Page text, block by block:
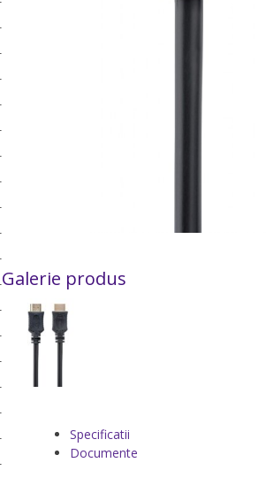
Galerie produs
Specificatii
Documente